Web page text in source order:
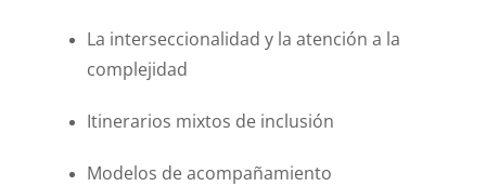
La interseccionalidad y la atención a la
complejidad
Itinerarios mixtos de inclusión
Modelos deacompañamiento